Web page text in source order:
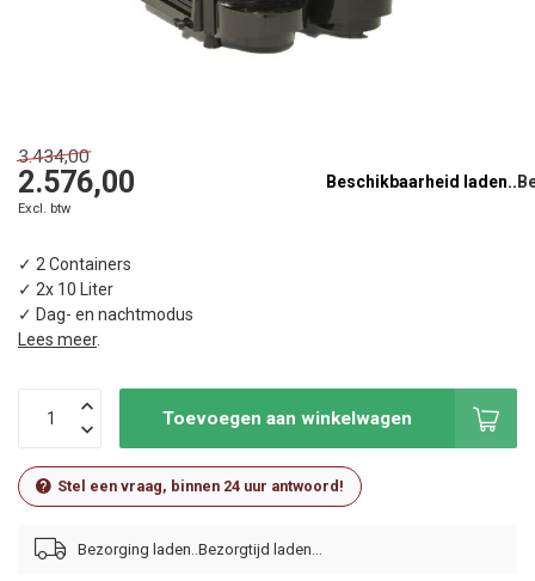
3.434,00
2.576,00
Excl. btw
Beschikbaarheid laden..
✓ 2 Containers
✓ 2x 10 Liter
✓ Dag- en nachtmodus
Lees meer.
Toevoegen aan winkelwagen
Stel een vraag, binnen 24 uur antwoord!
Bezorging laden..